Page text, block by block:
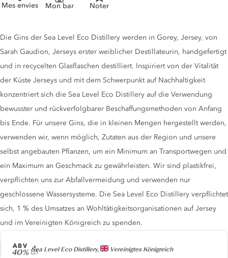
Mes envies Mon bar Noter
Producer
Sea Level Eco Distillery, Vereinigtes Königreich
ABV
40%
Gin description
Die Gins der Sea Level Eco Distillery werden in Gorey, Jersey, von
Sarah Gaudion, Jerseys erster weiblicher Destillateurin, handgefertigt
und in recycelten Glasflaschen destilliert. Inspiriert von der Vitalität
der Küste Jerseys und mit dem Schwerpunkt auf Nachhaltigkeit
konzentriert sich die Sea Level Eco Distillery auf die Verwendung
bewusster und rückverfolgbarer Beschaffungsmethoden von Anfang
bis Ende. Für unsere Gins, die in kleinen Mengen hergestellt werden,
verwenden wir, wenn möglich, Zutaten aus der Region und unsere
selbst angebauten Pflanzen, um ein Minimum an Transportwegen und
ein Maximum an Geschmack zu gewährleisten. Wir sind plastikfrei,
verpflichten uns zur Abfallvermeidung und verwenden nur
geschlossene Wassersysteme. Die Sea Level Eco Distillery verpflichtet
sich, 1 % des Umsatzes an Wohltätigkeitsorganisationen auf Jersey
und im Vereinigten Königreich zu spenden.